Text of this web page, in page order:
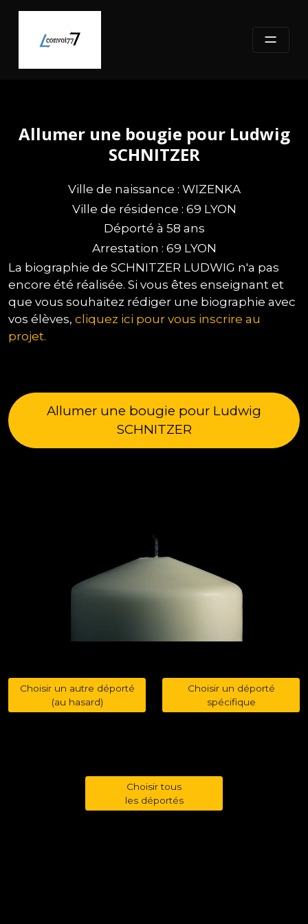
content
Allumer une bougie pour Ludwig
SCHNITZER
Ville de naissance : WIZENKA
Ville de résidence : 69 LYON
Déporté à 58 ans
Arrestation : 69 LYON
La biographie de SCHNITZER LUDWIG n'a pas
encore été réalisée. Si vous êtes enseignant et
que vous souhaitez rédiger une biographie avec
vos élèves, cliquez ici pour vous inscrire au
projet.
Allumer une bougie pour Ludwig
SCHNITZER
Choisir un autre déporté
(au hasard)
Choisir un déporté
spécifique
Choisir tous
les déportés